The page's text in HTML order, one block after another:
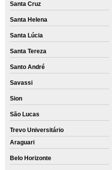
Santa Cruz
Santa Helena
Santa Lúcia
Santa Tereza
Santo André
Savassi
Sion
São Lucas
Trevo Universitário
Araguari
Belo Horizonte